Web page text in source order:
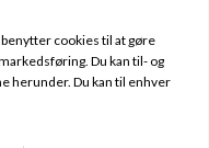
brune farve gør det nemt
overdele, så du kan